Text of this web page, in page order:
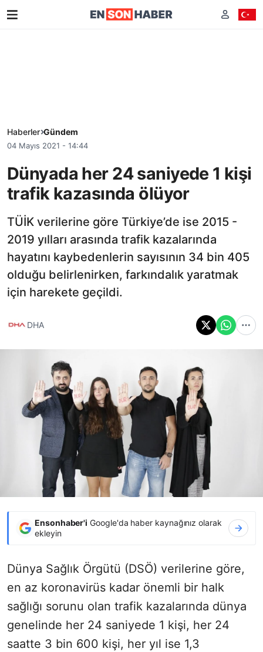
Haberler Gündem
04 Mayıs 2021 - 14:44
Dünyada her 24 saniyede 1 kişi
trafik kazasında ölüyor
TÜİK verilerine göre Türkiye’de ise 2015 -
2019 yılları arasında trafik kazalarında
hayatını kaybedenlerin sayısının 34 bin 405
olduğu belirlenirken, farkındalık yaratmak
için harekete geçildi.
DHA
Ensonhaber'i Google'da haber kaynağınız olarak
ekleyin
Dünya Sağlık Örgütü (DSÖ) verilerine göre,
en az koronavirüs kadar önemli bir halk
sağlığı sorunu olan trafik kazalarında dünya
genelinde her 24 saniyede 1 kişi, her 24
saatte 3 bin 600 kişi, her yıl ise 1,3